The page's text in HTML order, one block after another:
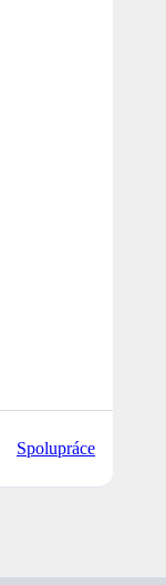
Spolupráce